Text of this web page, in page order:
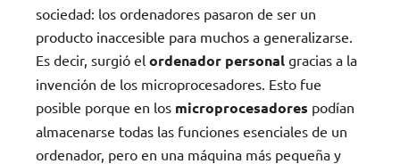
sociedad: los ordenadores pasaron de ser un
producto inaccesible para muchos a generalizarse.
Es decir, surgió el ordenador personal gracias a la
invención de los microprocesadores. Esto fue
posible porque en los microprocesadores podían
almacenarse todas las funciones esenciales de un
ordenador, pero en una máquina más pequeña y